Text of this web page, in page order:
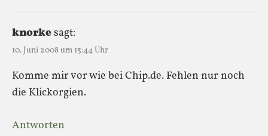
knorkesagt:
10. Juni 2008 um 15:44 Uhr
Komme mir vor wie bei Chip.de. Fehlen nur noch
die Klickorgien.
Antworten